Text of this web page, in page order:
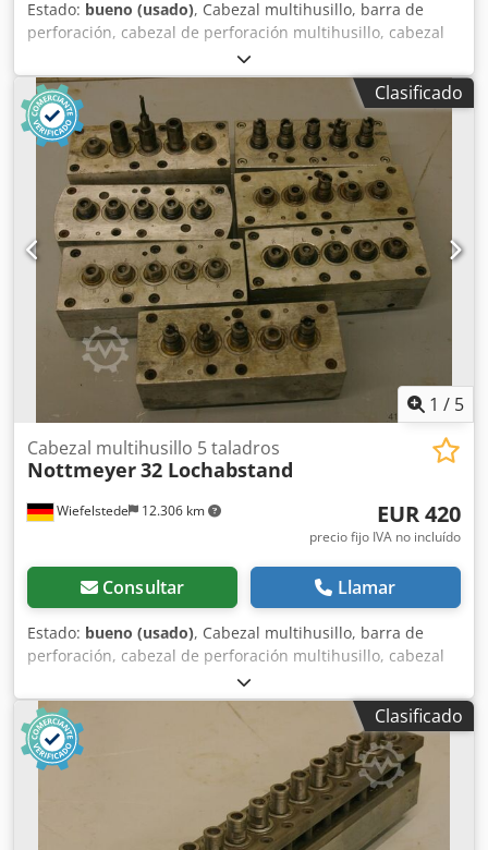
Estado: bueno (usado), Cabezal multihusillo, barra de
perforación, cabezal de perforación multihusillo, cabezal
multihusillo articulado, máquina de perforación en línea,
cabezal de perforación para ensambles, máquina de
perforación para ensambles, transmisión de perforación. -
Cantidad: máx. 18 perforadores Cedob A R H Sopfx Agusrf -
Portaherramientas: M8 -Rotación: alterna
derecha/izquierda -Distancia entre filas de perforadores:
33 mm -Distancia entre perforadores: 32 mm -Cantidad: 4
cabezales de perforación disponibles -Precio: por unidad -
Dimensiones: 285/120/A105 mm -Peso: 8 kg/unidad
Clasificado
1 / 5
Wiefelstede 12.306 km
Cabezal multihusillo 5 taladros
Nottmeyer32 Lochabstand
EUR 420
precio fijo IVA no incluído
Consultar Llamar
Estado: bueno (usado), Cabezal multihusillo, barra de
perforación, cabezal de perforación multihusillo, cabezal
multihusillo articulado, máquina de perforación en línea,
cabezal de perforación para tornillos, máquina de
perforación para tornillos, transmisión de perforación -
Cantidad: máx. 5 perforadores -Portaherramientas: M8 -
Giro a la derecha/izquierda: alternado -Distancia entre
perforadores: 32 mm -Cantidad: 7 cabezales de
perforación disponibles -Precio: por unidad -Dimensiones:
190/75/A90 mm -Peso: 3 kg/unidad Cedpjb A R Ibofx Agujrf
Clasificado